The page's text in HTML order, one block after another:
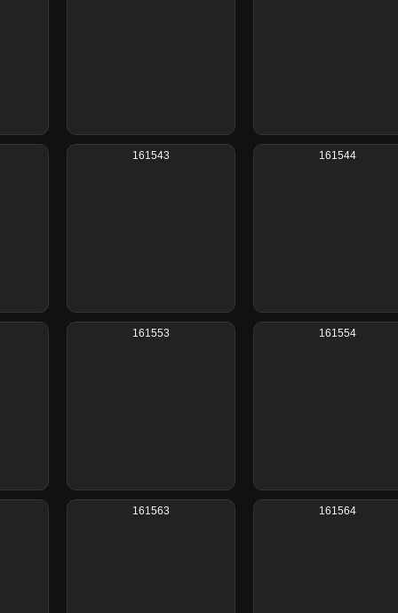
161543 161544
161553 161554
161563 161564